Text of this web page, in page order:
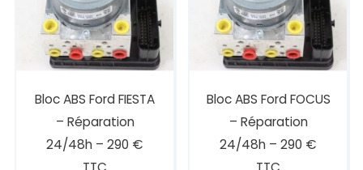
Bloc ABS Ford FIESTA
– Réparation
24/48h – 290 €
Bloc ABS Ford FOCUS
– Réparation
24/48h – 290 €